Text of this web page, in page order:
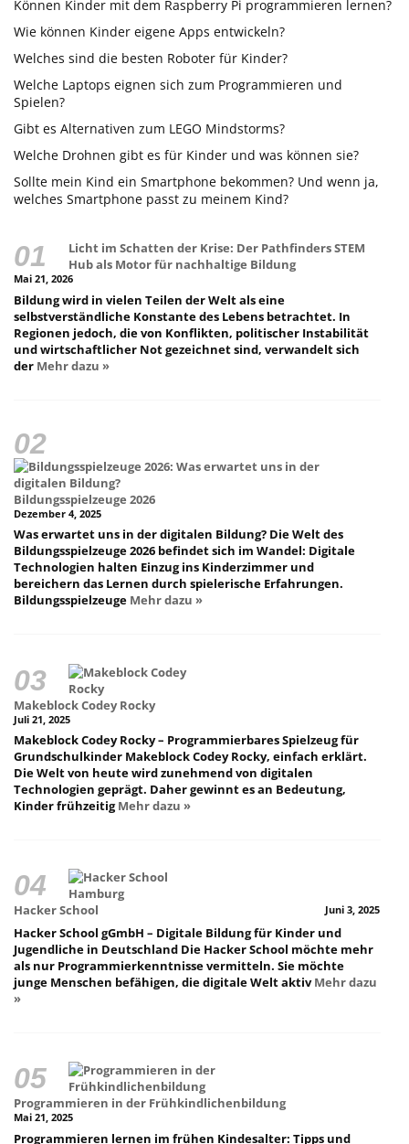
Können Kinder mit dem Raspberry Pi programmieren lernen?
Wie können Kinder eigene Apps entwickeln?
Welches sind die besten Roboter für Kinder?
Welche Laptops eignen sich zum Programmieren und
Spielen?
Gibt es Alternativen zum LEGO Mindstorms?
Welche Drohnen gibt es für Kinder und was können sie?
Sollte mein Kind ein Smartphone bekommen? Und wenn ja,
welches Smartphone passt zu meinem Kind?
Licht im Schatten der Krise: Der Pathfinders STEM
Hub als Motor für nachhaltige Bildung
Mai 21, 2026
Bildung wird in vielen Teilen der Welt als eine
selbstverständliche Konstante des Lebens betrachtet. In
Regionen jedoch, die von Konflikten, politischer Instabilität
und wirtschaftlicher Not gezeichnet sind, verwandelt sich
der Mehr dazu »
Bildungsspielzeuge 2026
Dezember 4, 2025
Was erwartet uns in der digitalen Bildung? Die Welt des
Bildungsspielzeuge 2026 befindet sich im Wandel: Digitale
Technologien halten Einzug ins Kinderzimmer und
bereichern das Lernen durch spielerische Erfahrungen.
Bildungsspielzeuge Mehr dazu »
Makeblock Codey Rocky
Juli 21, 2025
Makeblock Codey Rocky – Programmierbares Spielzeug für
Grundschulkinder Makeblock Codey Rocky, einfach erklärt.
Die Welt von heute wird zunehmend von digitalen
Technologien geprägt. Daher gewinnt es an Bedeutung,
Kinder frühzeitigMehr dazu »
Hacker School Juni 3, 2025
Hacker School gGmbH – Digitale Bildung für Kinder und
Jugendliche in Deutschland Die Hacker School möchte mehr
als nur Programmierkenntnisse vermitteln. Sie möchte
junge Menschen befähigen, die digitale Welt aktivMehr dazu
»
Programmieren in der Frühkindlichenbildung
Mai 21, 2025
Programmieren lernen im frühen Kindesalter: Tipps und